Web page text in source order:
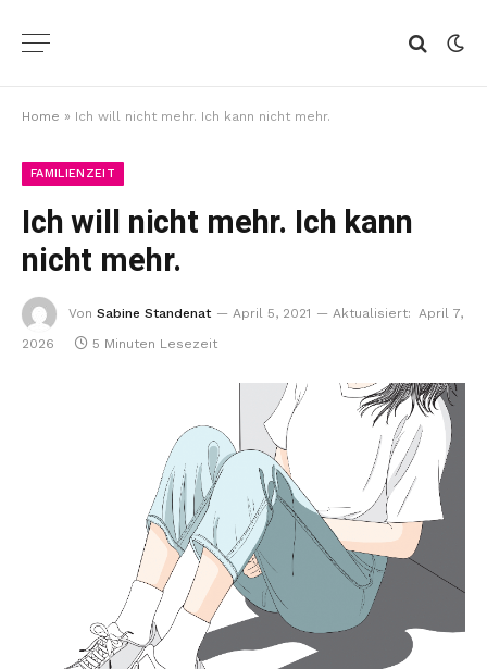
Home » Ich will nicht mehr. Ich kann nicht mehr.
FAMILIENZEIT
Ich will nicht mehr. Ich kann
nicht mehr.
Von Sabine Standenat April 5, 2021 Aktualisiert: April 7,
2026
5 Minuten Lesezeit